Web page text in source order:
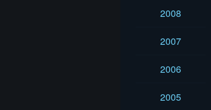
2008
2007
2006
2005